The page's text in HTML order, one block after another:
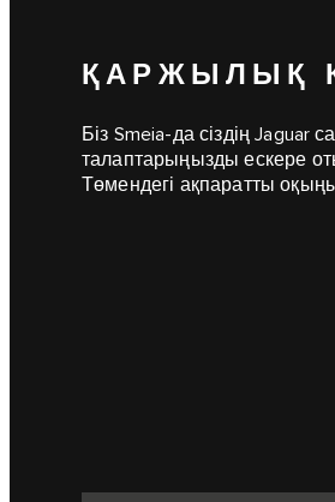
ҚАРЖЫЛЫҚ
Біз Smeia-да сіздің Jaguar
талаптарыңызды ескере
Төмендегі ақпаратты